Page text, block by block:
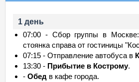
1 день
07:00 - Сбор группы в
стоянка справа от гостиницы
07:15 - Отправление автобуса в
13:30 - Прибытие в Кострому.
- Обед в кафе города.